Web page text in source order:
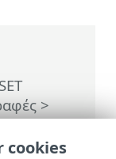
>
cookies